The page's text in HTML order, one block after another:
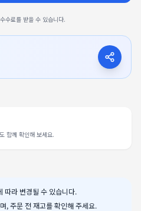
수료를 받을 수 있습니다.
함께 확인해 보세요.
따라 변경될 수 있습니다.
, 주문 전 재고를 확인해 주세요.